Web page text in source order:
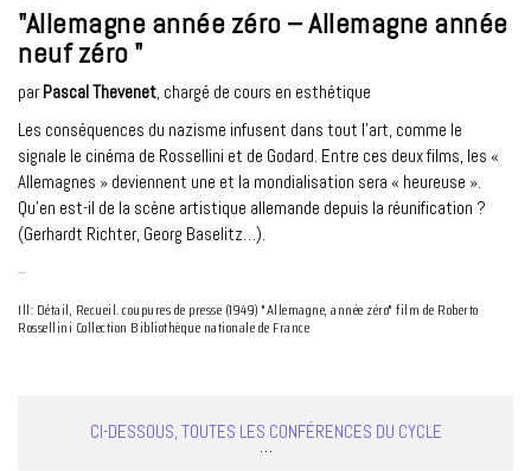
"Allemagne année zéro – Allemagne année
neuf zéro "
parPascal Thevenet , chargé de cours en esthétique
Les conséquences du nazisme infusent dans tout l’art, comme le
signale le cinéma de Rossellini et de Godard. Entre ces deux films, les «
Allemagnes » deviennent une et la mondialisation sera « heureuse ».
Qu’en est-il de la scène artistique allemande depuis la réunification ?
(Gerhardt Richter, Georg Baselitz…).
…
Ill: Détail, Recueil. coupures de presse (1949) "Allemagne, année zéro" film de Roberto
Rossellini Collection Bibliothèque nationale de France
CI-DESSOUS, TOUTES LES CONFÉRENCES DU CYCLE
…